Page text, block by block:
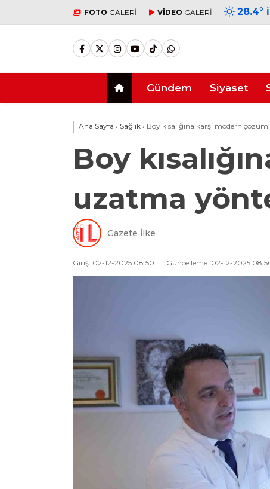
FOTO GALERİ VİDEO GALERİ 28.4°
Gündem Siyaset
Ana Sayfa › Sağlık › Boy kısalığına karşı modern
Boy
uzatma
Gazete İlke
Giriş: 02-12-2025 08:50 Güncelleme: 02-12-2025